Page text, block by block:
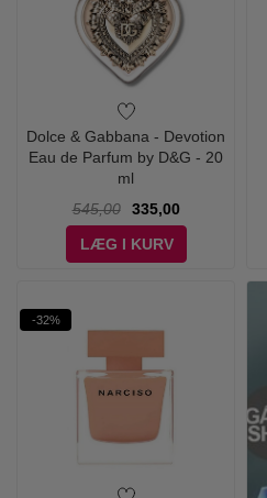
Dolce & Gabbana - Devotion
Eau de Parfum by D&G - 20
ml
545,00
335,00
LÆG I KURV
-32%